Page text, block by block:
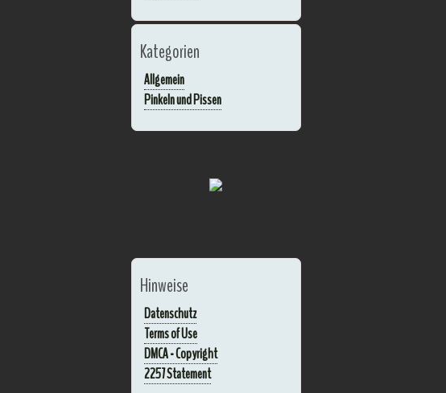
Kategorien
Allgemein
Pinkeln und Pissen
Hinweise
Datenschutz
Terms of Use
DMCA - Copyright
2257 Statement